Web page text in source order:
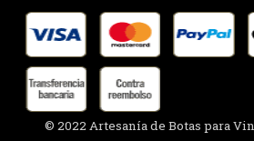
© 2022 Artesanía de Botas para